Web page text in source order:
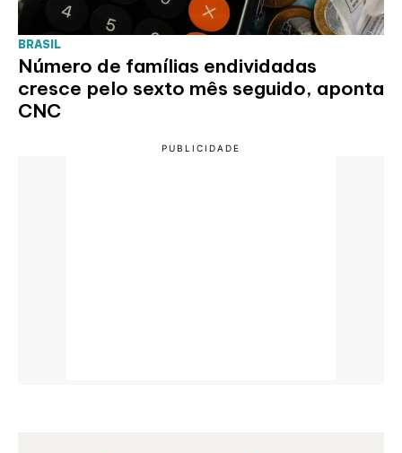
BRASIL
Número de famílias endividadas
cresce pelo sexto mês seguido, aponta
CNC